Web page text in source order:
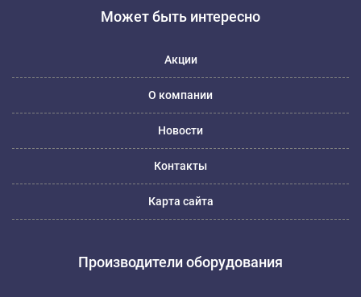
Может быть интересно
Акции
О компании
Новости
Контакты
Карта сайта
Производители оборудования